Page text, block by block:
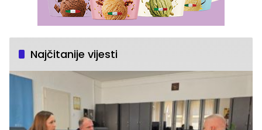
Najčitanije vijesti